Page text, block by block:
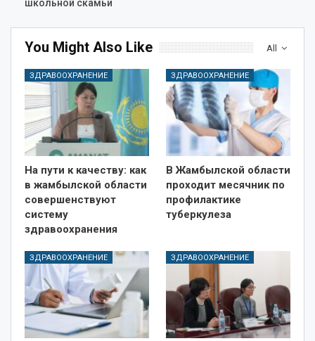
школьной скамьи
All
You Might Also Like
ЗДРАВООХРАНЕНИЕ
На пути к качеству: как
в жамбылской области
совершенствуют
систему
здравоохранения
ЗДРАВООХРАНЕНИЕ
В Жамбылской области
проходит месячник по
профилактике
туберкулеза
ЗДРАВООХРАНЕНИЕ ЗДРАВООХРАНЕНИЕ